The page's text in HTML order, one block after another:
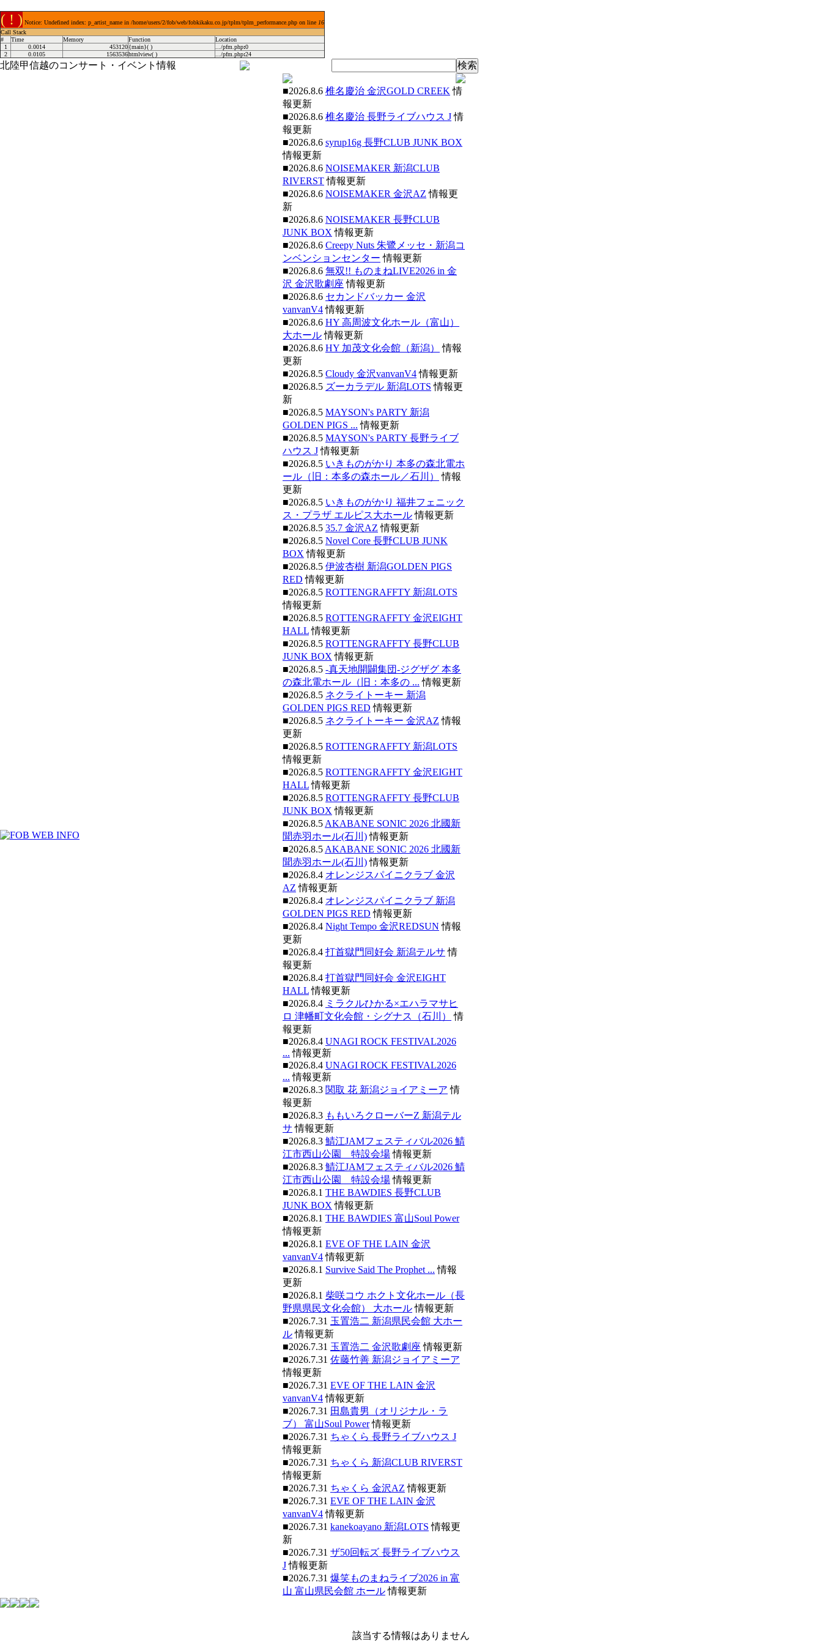
( ! ) Notice: Undefined index: p_artist_name in /home/users/2/fob/web/fobkikaku.co.jp/tplm/tplm_performance.php on line 16
Call Stack
#
Time Memory Function
Location
1
0.0014 453120{main}( ) .../pfm.php:0
2
0.0105 1563536htmlview( ) .../pfm.php:24
北陸甲信越のコンサート・イベント情報
■2026.8.6 椎名慶治 金沢GOLD CREEK 情
報更新
■2026.8.6 椎名慶治 長野ライブハウス J情
報更新
■2026.8.6 syrup16g 長野CLUB JUNK BOX
情報更新
■2026.8.6 NOISEMAKER 新潟CLUB
RIVERST情報更新
■2026.8.6 NOISEMAKER 金沢AZ 情報更
新
■2026.8.6 NOISEMAKER 長野CLUB
JUNK BOX 情報更新
■2026.8.6 Creepy Nuts 朱鷺メッセ・新潟コ
ンベンションセンター 情報更新
■2026.8.6 無双!! ものまねLIVE2026 in 金
沢 金沢歌劇座 情報更新
■2026.8.6 セカンドバッカー 金沢
vanvanV4情報更新
■2026.8.6 HY 高周波文化ホール（富山）
大ホール情報更新
■2026.8.6 HY 加茂文化会館（新潟）
情報
更新
■2026.8.5 Cloudy 金沢vanvanV4情報更新
■2026.8.5 ズーカラデル 新潟LOTS 情報更
新
■2026.8.5 MAYSON's PARTY 新潟
GOLDEN PIGS ... 情報更新
■2026.8.5 MAYSON's PARTY 長野ライブ
ハウス J情報更新
■2026.8.5 いきものがかり 本多の森北電ホ
ール（旧：本多の森ホール／石川）
情報
更新
■2026.8.5 いきものがかり 福井フェニック
ス・プラザ エルピス大ホール情報更新
■2026.8.5 35.7 金沢AZ 情報更新
■2026.8.5 Novel Core 長野CLUB JUNK
BOX 情報更新
■2026.8.5 伊波杏樹 新潟GOLDEN PIGS
RED 情報更新
■2026.8.5 ROTTENGRAFFTY 新潟LOTS
情報更新
■2026.8.5 ROTTENGRAFFTY 金沢EIGHT
HALL情報更新
■2026.8.5 ROTTENGRAFFTY 長野CLUB
JUNK BOX 情報更新
■2026.8.5 -真天地開闢集団-ジグザグ 本多
の森北電ホール（旧：本多の ... 情報更新
■2026.8.5 ネクライトーキー 新潟
GOLDEN PIGS RED 情報更新
■2026.8.5 ネクライトーキー 金沢AZ 情報
更新
■2026.8.5 ROTTENGRAFFTY 新潟LOTS
情報更新
■2026.8.5 ROTTENGRAFFTY 金沢EIGHT
HALL情報更新
■2026.8.5 ROTTENGRAFFTY 長野CLUB
JUNK BOX 情報更新
■2026.8.5 AKABANE SONIC 2026 北國新
聞赤羽ホール(石川)情報更新
■2026.8.5 AKABANE SONIC 2026 北國新
聞赤羽ホール(石川)情報更新
■2026.8.4 オレンジスパイニクラブ 金沢
AZ 情報更新
■2026.8.4 オレンジスパイニクラブ 新潟
GOLDEN PIGS RED 情報更新
■2026.8.4 Night Tempo 金沢REDSUN 情報
更新
■2026.8.4 打首獄門同好会 新潟テルサ 情
報更新
■2026.8.4 打首獄門同好会 金沢EIGHT
HALL情報更新
■2026.8.4 ミラクルひかる×エハラマサヒ
ロ 津幡町文化会館・シグナス（石川）
情
報更新
■2026.8.4 UNAGI ROCK FESTIVAL2026
... 情報更新
■2026.8.4 UNAGI ROCK FESTIVAL2026
... 情報更新
■2026.8.3 関取 花 新潟ジョイアミーア 情
報更新
■2026.8.3 ももいろクローバーZ 新潟テル
サ 情報更新
■2026.8.3 鯖江JAMフェスティバル2026 鯖
江市西山公園 特設会場情報更新
■2026.8.3 鯖江JAMフェスティバル2026 鯖
江市西山公園 特設会場情報更新
■2026.8.1 THE BAWDIES 長野CLUB
JUNK BOX 情報更新
■2026.8.1 THE BAWDIES 富山Soul Power
情報更新
■2026.8.1 EVE OF THE LAIN 金沢
vanvanV4情報更新
■2026.8.1 Survive Said The Prophet ... 情報
更新
■2026.8.1 柴咲コウ ホクト文化ホール（長
野県県民文化会館） 大ホール情報更新
■2026.7.31 玉置浩二 新潟県民会館 大ホー
ル情報更新
■2026.7.31 玉置浩二 金沢歌劇座 情報更新
■2026.7.31 佐藤竹善 新潟ジョイアミーア
情報更新
■2026.7.31 EVE OF THE LAIN 金沢
vanvanV4情報更新
■2026.7.31 田島貴男（オリジナル・ラ
ブ） 富山Soul Power情報更新
■2026.7.31 ちゃくら 長野ライブハウス J
情報更新
■2026.7.31 ちゃくら 新潟CLUB RIVERST
情報更新
■2026.7.31 ちゃくら 金沢AZ 情報更新
■2026.7.31 EVE OF THE LAIN 金沢
vanvanV4情報更新
■2026.7.31 kanekoayano 新潟LOTS 情報更
新
■2026.7.31 ザ50回転ズ 長野ライブハウス
J情報更新
■2026.7.31 爆笑ものまねライブ2026 in 富
山 富山県民会館 ホール情報更新
該当する情報はありません